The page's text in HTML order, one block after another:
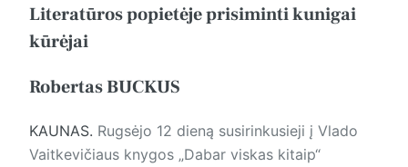
Literatūros popietėje prisiminti kunigai
kūrėjai
Robertas BUCKUS
KAUNAS. Rugsėjo 12 dieną susirinkusieji į Vlado
Vaitkevičiaus knygos „Dabar viskas kitaip“